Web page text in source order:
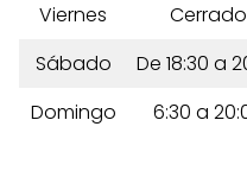
Viernes
Cerrado
Sábado
De 18:30 a
Domingo
6:30 a